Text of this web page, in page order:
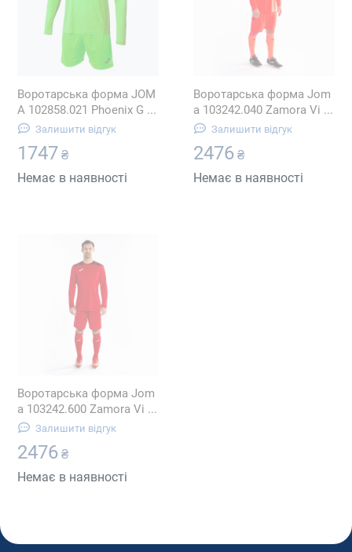
Воротарська форма JOM
A 102858.021 Phoenix G ...
Залишити відгук
1747 ₴
Немає в наявності
Воротарська форма Jom
a 103242.040 Zamora Vi ...
Залишити відгук
2476 ₴
Немає в наявності
Воротарська форма Jom
a 103242.600 Zamora Vi ...
Залишити відгук
2476 ₴
Немає в наявності